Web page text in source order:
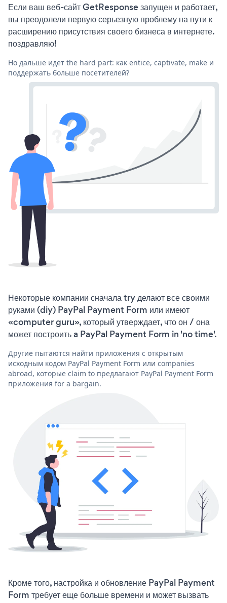
Если ваш веб-сайт GetResponse запущен и работает,
вы преодолели первую серьезную проблему на пути к
расширению присутствия своего бизнеса в интернете.
поздравляю!
Но дальше идет the hard part: как entice, captivate, make и
поддержать больше посетителей?
Некоторые компании сначала try делают все своими
руками (diy) PayPal Payment Form или имеют
«computer guru», который утверждает, что он / она
может построить a PayPal Payment Form in 'no time'.
Другие пытаются найти приложения с открытым
исходным кодом PayPal Payment Form или companies
abroad, которые claim to предлагают PayPal Payment Form
приложения for a bargain.
Кроме того, настройка и обновление PayPal Payment
Form требует еще больше времени и может вызвать